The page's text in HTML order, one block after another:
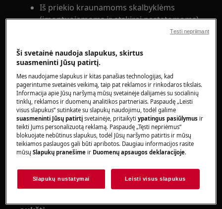
Iš priekio kraunamoms skalbyklėms
(įmontuojamoms ir atskirai pastatomoms)
Per viršų kraunamoms skalbyklėms
Sprendimas:
1. Patikrinkite, ar išleidimo žarna yra
tinkamoje padėtyje
Išleidimo žarna turi būti įleista ne daugiau
kaip 10 cm į išleidimo vamzdį.
Žr. montavimo instrukcijas naudojimo
vadove arba su prietaisu pateiktą atskirą
montavimo informacinį lapelį.
Ši svetainė naudoja slapukus, skirtus
suasmeninti Jūsų patirtį.
Mes naudojame slapukus ir kitas panašias technologijas, kad
pagerintume svetainės veikimą, taip pat reklamos ir rinkodaros tikslais.
Informacija apie Jūsų naršymą mūsų svetainėje dalijamės su socialinių
tinklų, reklamos ir duomenų analitikos partneriais. Paspaudę „Leisti
visus slapukus“ sutinkate su slapukų naudojimu, todėl galime
suasmeninti Jūsų patirtįsvetainėje, pritaikytiypatingus pasiūlymus ir
teikti Jums personalizuotą reklamą. Paspaudę „Tęsti nepriėmus“
blokuojate nebūtinus slapukus, todėl Jūsų naršymo patirtis ir mūsų
teikiamos paslaugos gali būti apribotos. Daugiau informacijos rasite
mūsųSlapukų pranešime ir Duomenų apsaugos deklaracijoje.
Slapukų nustatymai Leisti visus slapukus
Tęsti nepriimant